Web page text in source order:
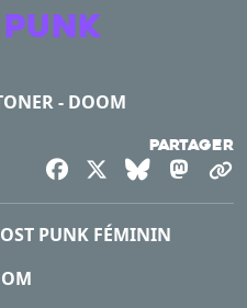
- DOOM
Partager
FacebookBluesky
PUNK FÉMININ